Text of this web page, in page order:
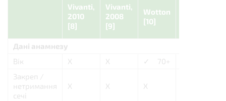
Vivanti,
2010
[8]
Vivanti,
2008
[9]
Wotton
[10]
Дані анамнезу
Вік
X X ✓ 70+
Закреп /
нетримання
сечі
X X X